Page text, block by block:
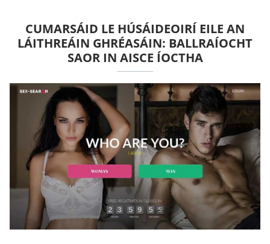
CUMARSÁID LE HÚSÁIDEOIRÍ EILE AN
LÁITHREÁIN GHRÉASÁIN: BALLRAÍOCHT
SAOR IN AISCE ÍOCTHA